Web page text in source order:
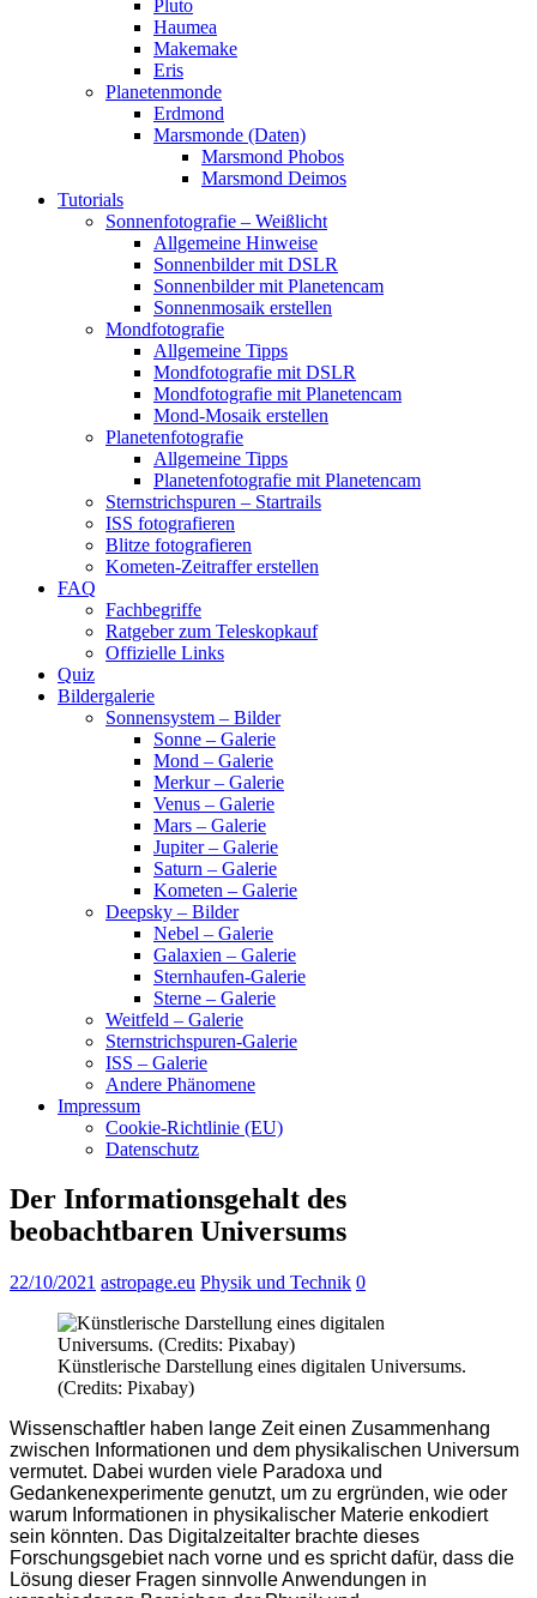
Pluto
Haumea
Makemake
Eris
Planetenmonde
Erdmond
Marsmonde (Daten)
Marsmond Phobos
Marsmond Deimos
Tutorials
Sonnenfotografie – Weißlicht
Allgemeine Hinweise
Sonnenbilder mit DSLR
Sonnenbilder mit Planetencam
Sonnenmosaik erstellen
Mondfotografie
Allgemeine Tipps
Mondfotografie mit DSLR
Mondfotografie mit Planetencam
Mond-Mosaik erstellen
Planetenfotografie
Allgemeine Tipps
Planetenfotografie mit Planetencam
Sternstrichspuren – Startrails
ISS fotografieren
Blitze fotografieren
Kometen-Zeitraffer erstellen
FAQ
Fachbegriffe
Ratgeber zum Teleskopkauf
Offizielle Links
Quiz
Bildergalerie
Sonnensystem – Bilder
Sonne – Galerie
Mond – Galerie
Merkur – Galerie
Venus – Galerie
Mars – Galerie
Jupiter – Galerie
Saturn – Galerie
Kometen – Galerie
Deepsky – Bilder
Nebel – Galerie
Galaxien – Galerie
Sternhaufen-Galerie
Sterne – Galerie
Weitfeld – Galerie
Sternstrichspuren-Galerie
ISS – Galerie
Andere Phänomene
Impressum
Cookie-Richtlinie (EU)
Datenschutz
Der Informationsgehalt des
beobachtbaren Universums
22/10/2021 astropage.eu Physik und Technik 0
Künstlerische Darstellung eines digitalen Universums.
(Credits: Pixabay)
Wissenschaftler haben lange Zeit einen Zusammenhang
zwischen Informationen und dem physikalischen Universum
vermutet. Dabei wurden viele Paradoxa und
Gedankenexperimente genutzt, um zu ergründen, wie oder
warum Informationen in physikalischer Materie enkodiert
sein könnten. Das Digitalzeitalter brachte dieses
Forschungsgebiet nach vorne und es spricht dafür, dass die
Lösung dieser Fragen sinnvolle Anwendungen in